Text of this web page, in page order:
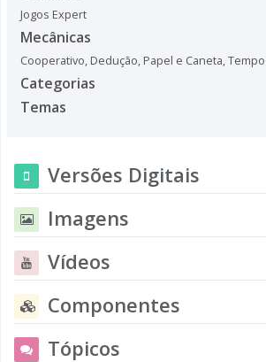
Jogos Expert
Mecânicas
Cooperativo, Dedução, Papel e Caneta,
Categorias
Temas
Versões Digitais
Imagens
Vídeos
Componentes
Tópicos